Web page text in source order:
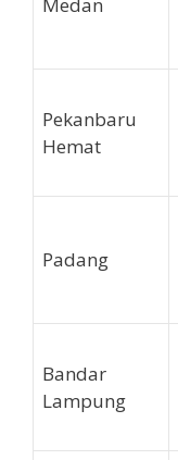
Medan
Pekanbaru
Hemat
Padang
Bandar
Lampung